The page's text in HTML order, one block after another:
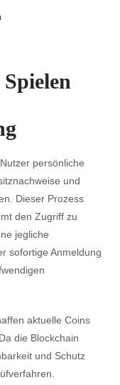
persönliche
und
Dieser Prozess
den Zugriff zu
jegliche
sofortige Anmeldung
aktuelle Coins
die Blockchain
und Schutz